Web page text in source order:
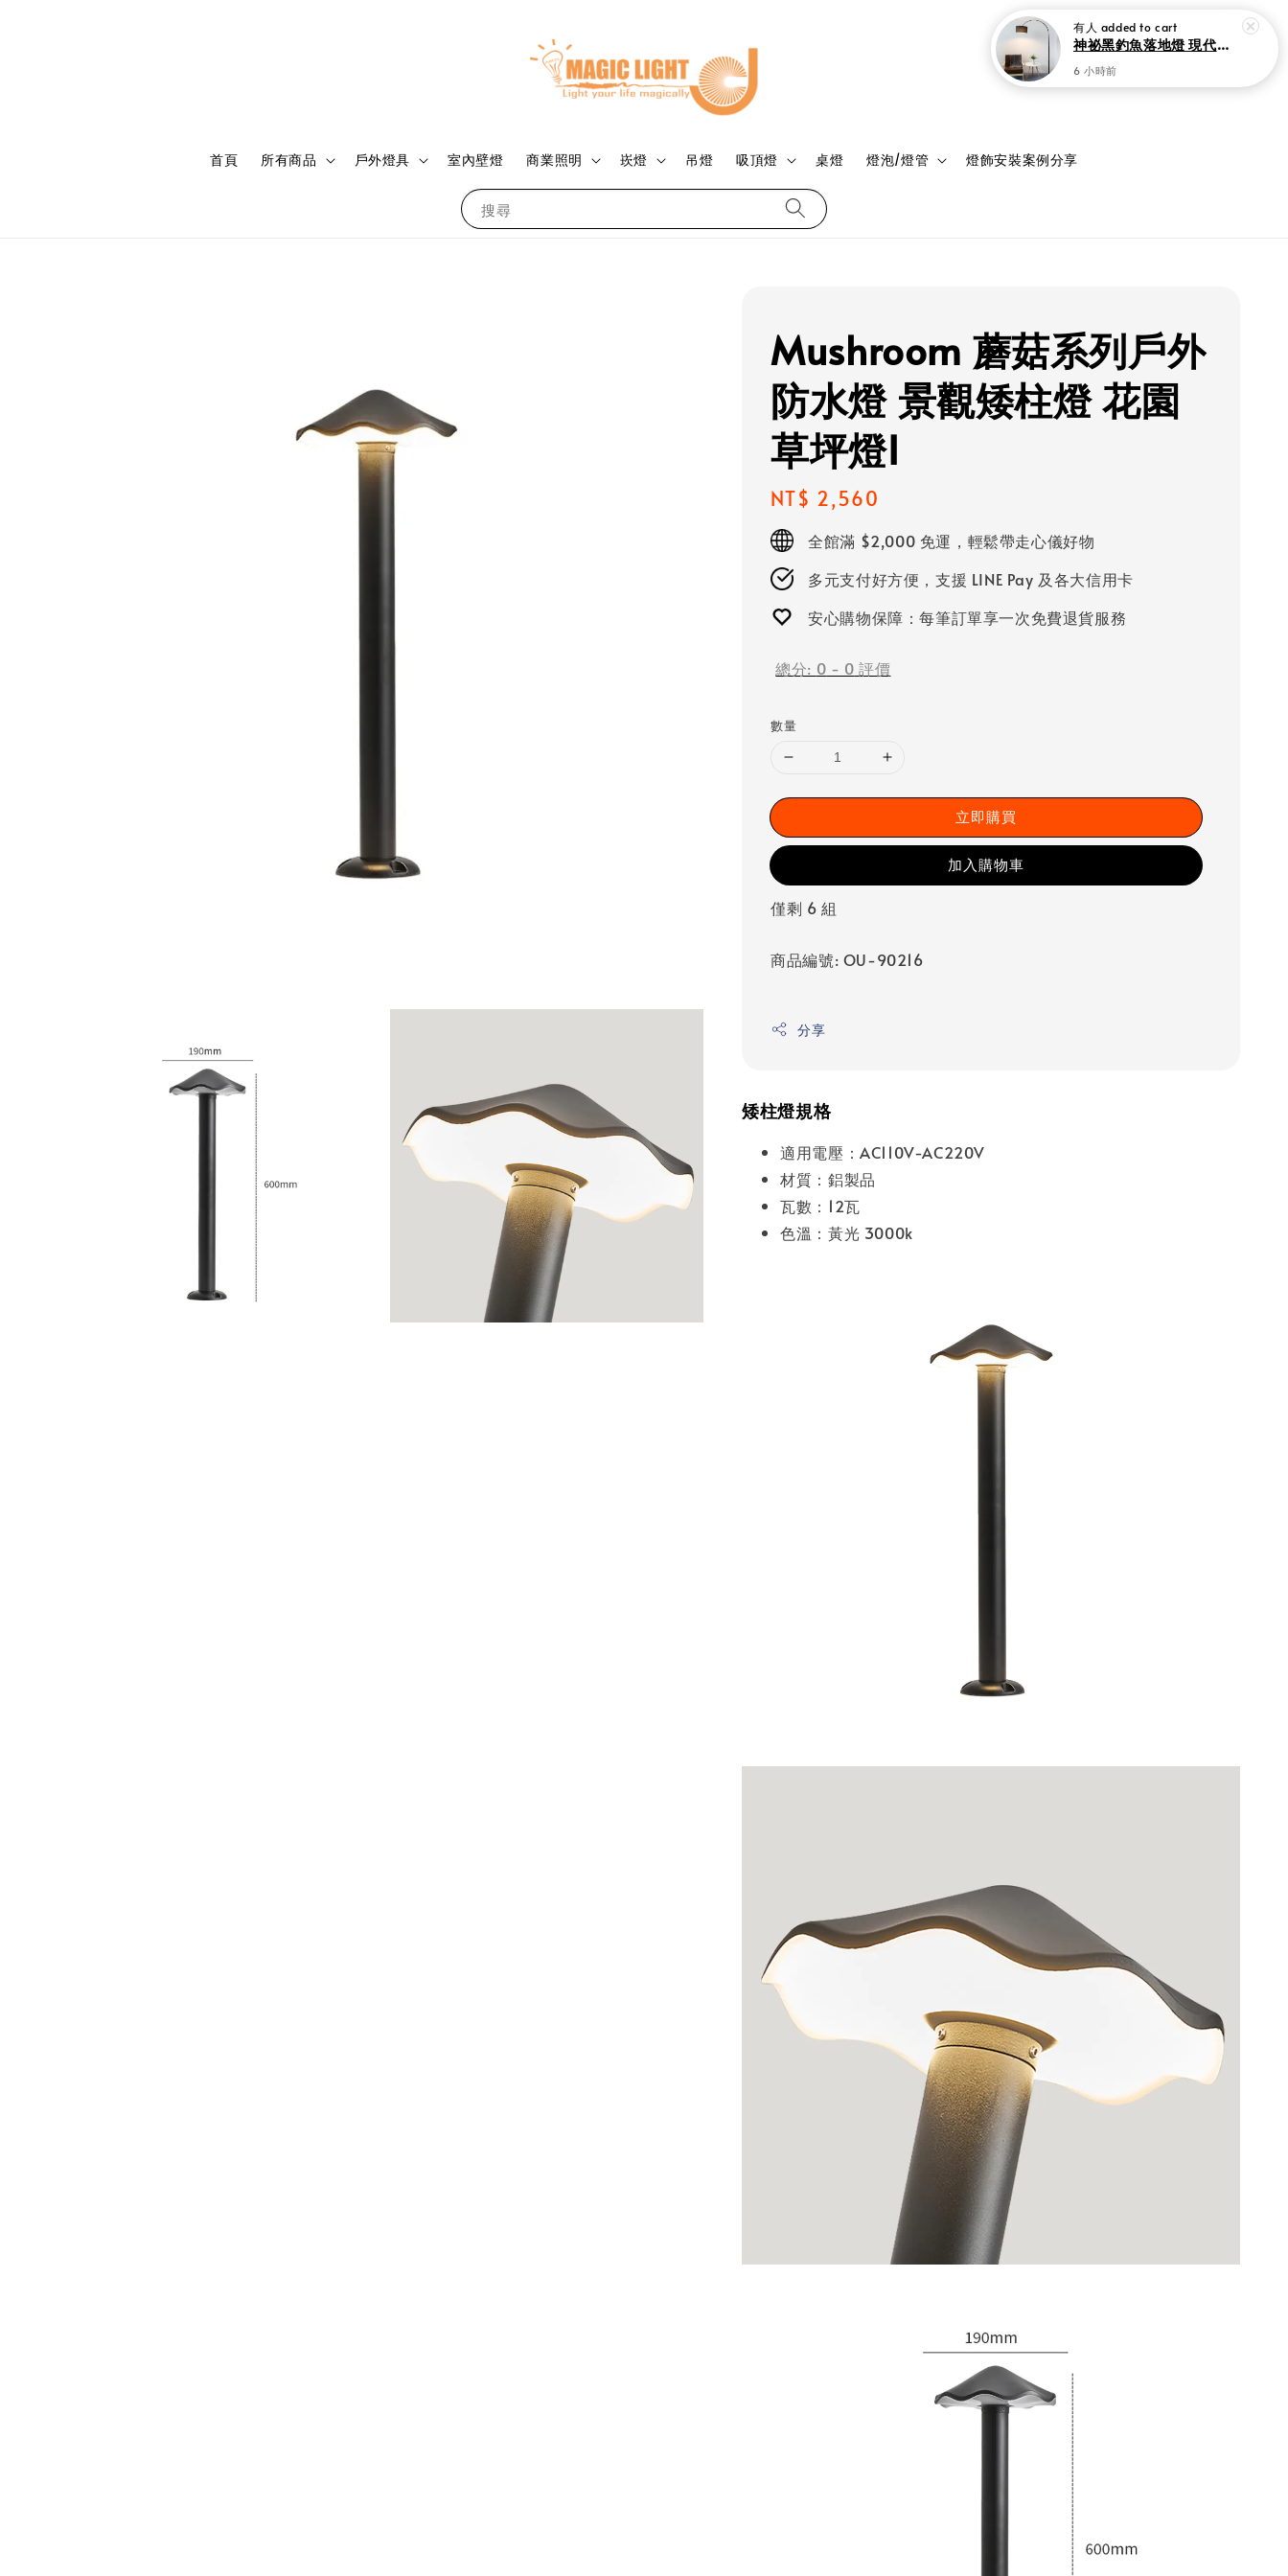
搜尋
首頁 所有商品 戶外燈具 室內壁燈 商業照明 崁燈 吊燈 吸頂燈 桌燈 燈泡/燈管 燈飾安裝案例分享
登入
Mushroom 蘑菇系列戶外
防水燈 景觀矮柱燈 花園
草坪燈I
Regular
price
NT$ 2,560
全館滿 $2,000 免運，輕鬆帶走心儀好物
多元支付好方便，支援 LINE Pay 及各大信用卡
安心購物保障：每筆訂單享一次免費退貨服務
總分: 0 - 0 評價
數量
立即購買
加入購物車
僅剩 6 組
商品編號: OU-90216
分享
矮柱燈規格
適用電壓：AC110V-AC220V
材質：鋁製品
瓦數：12瓦
色溫：黃光 3000k